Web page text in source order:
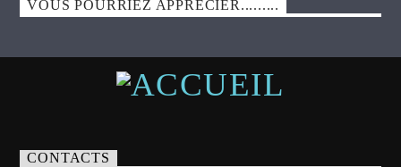
VOUS POURRIEZ APPRÉCIER.........
CONTACTS